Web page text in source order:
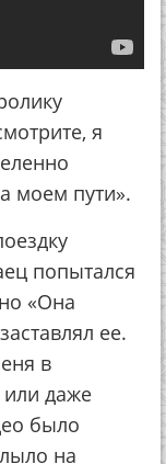
я
моем пути».
попытался
«Она
ее.
в
даже
было
на